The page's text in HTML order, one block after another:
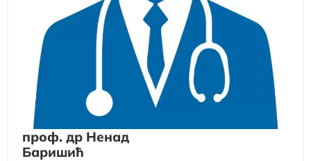
проф. др Ненад
Баришић